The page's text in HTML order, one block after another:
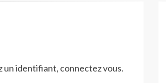
un identifiant, connectez vous.